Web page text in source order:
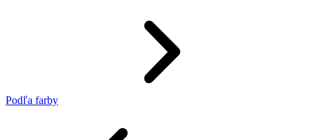
Podľa farby